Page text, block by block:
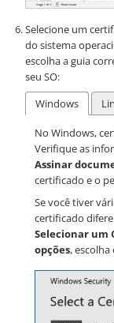
Selecione um
do sistema
escolha a guia
seu SO:
Windows
No Windows,
Verifique as
Assinar
certificado e o
Se você tiver
certificado
Selecionar um
opções,